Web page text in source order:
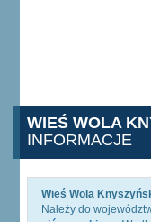
WIEŚ WOLA
INFORMACJE
Wieś Wola
Należy do